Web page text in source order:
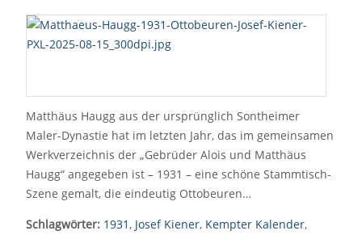
Matthäus Haugg aus der ursprünglich Sontheimer
Maler-Dynastie hat im letzten Jahr, das im gemeinsamen
Werkverzeichnis der „Gebrüder Alois und Matthäus
Haugg“ angegeben ist – 1931 – eine schöne Stammtisch-
Szene gemalt, die eindeutig Ottobeuren…
Schlagwörter: 1931, Josef Kiener, Kempter Kalender,